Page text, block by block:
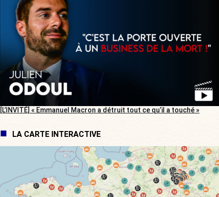
[L’INVITÉ] « Emmanuel Macron a détruit tout ce qu’il a touché »
LA CARTE INTERACTIVE